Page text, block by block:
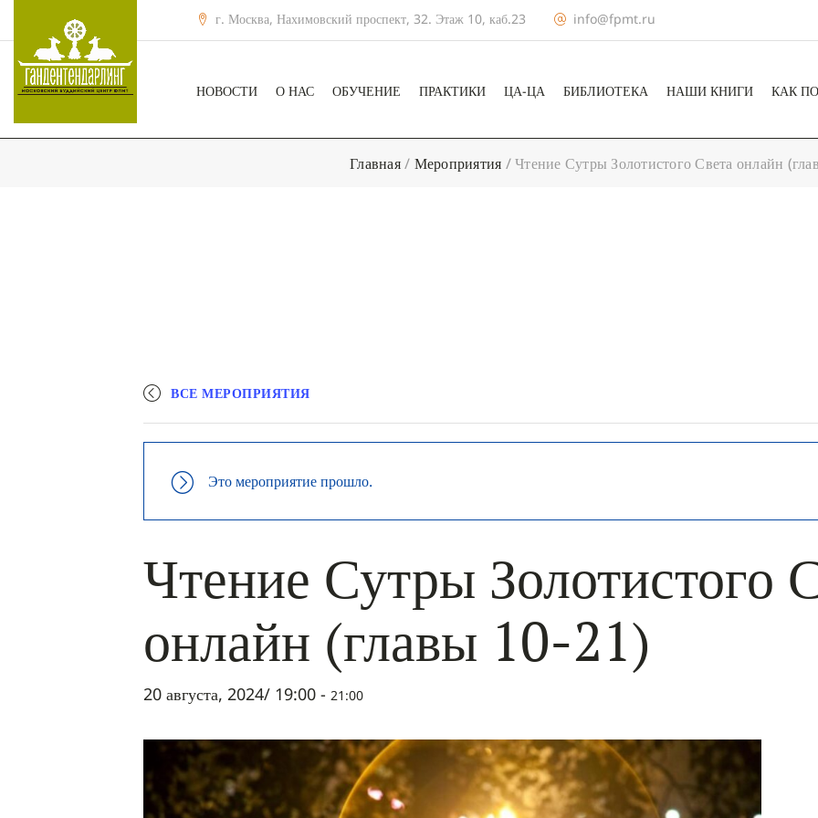
г. Москва, Нахимовский проспект, 32. Этаж 10, каб.23 info@fpmt.ru
НОВОСТИ О НАС ОБУЧЕНИЕ ПРАКТИКИ ЦА-ЦА БИБЛИОТЕКА НАШИ КНИГИ КАК
Главная/ Мероприятия /Чтение Сутры Золотистого Света онлайн
ВСЕ МЕРОПРИЯТИЯ
Это мероприятие прошло.
Чтение Сутры Золотистого
онлайн (главы 10-21)
20 августа, 2024/ 19:00 - 21:00